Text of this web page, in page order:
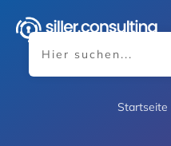
Startseite